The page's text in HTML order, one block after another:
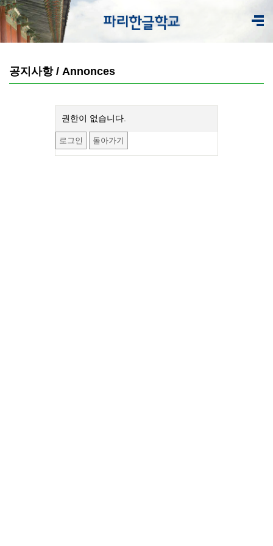
공지사항 / Annonces
권한이 없습니다.
로그인 돌아가기